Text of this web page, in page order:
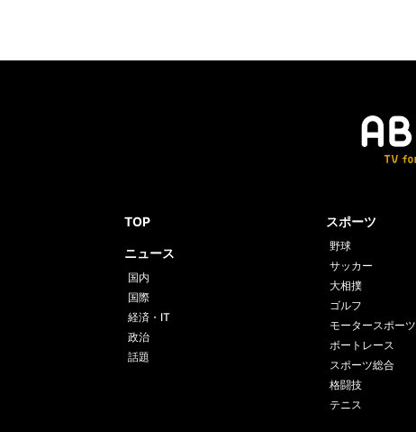
TOP
ニュース
国内
国際
経済・IT
政治
話題
スポーツ
野球
サッカー
大相撲
ゴルフ
モータースポーツ
ボートレース
スポーツ総合
格闘技
テニス